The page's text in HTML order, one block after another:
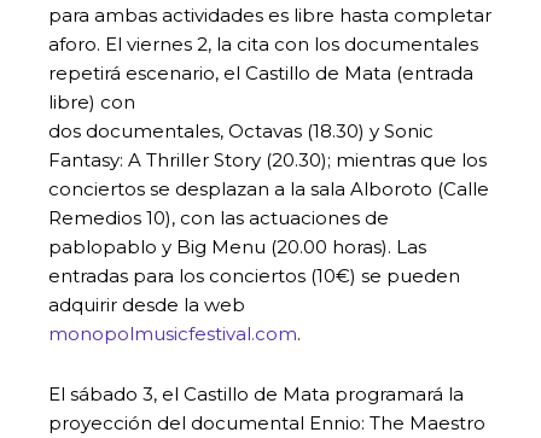
para ambas actividades es libre hasta completar
aforo. El viernes 2, la cita con los documentales
repetirá escenario, el Castillo de Mata (entrada
libre) con
dos documentales, Octavas (18.30) y Sonic
Fantasy: A Thriller Story (20.30); mientras que los
conciertos se desplazan a la sala Alboroto (Calle
Remedios 10), con las actuaciones de
pablopablo y Big Menu (20.00 horas). Las
entradas para los conciertos (10€) se pueden
adquirir desde la web
monopolmusicfestival.com.
El sábado 3, el Castillo de Mata programará la
proyección del documental Ennio: The Maestro